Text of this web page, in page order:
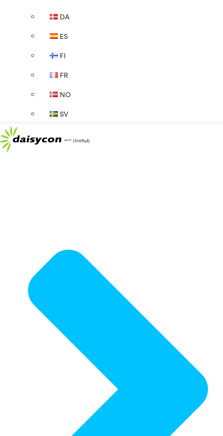
DA
ES
FI
FR
NO
SV